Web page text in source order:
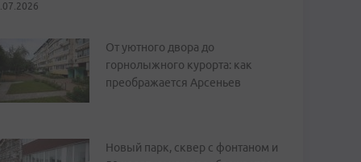
От уютного двора до
горнолыжного курорта: как
преображается Арсеньев
Новый парк, сквер с фонтаном и